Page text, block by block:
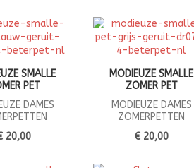
SMALLE
PET
DAMES
20,00
MODIEUZE SMALLE
ZOMER PET
MODIEUZE DAMES
ZOMERPETTEN
€ 20,00